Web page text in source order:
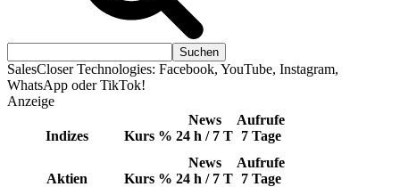
SalesCloser Technologies: Facebook, YouTube, Instagram,
WhatsApp oder TikTok!
Anzeige
Indizes Kurs %
News
24 h / 7 T
Aufrufe
7 Tage
Aktien Kurs %
News
24 h / 7 T
Aufrufe
7 Tage